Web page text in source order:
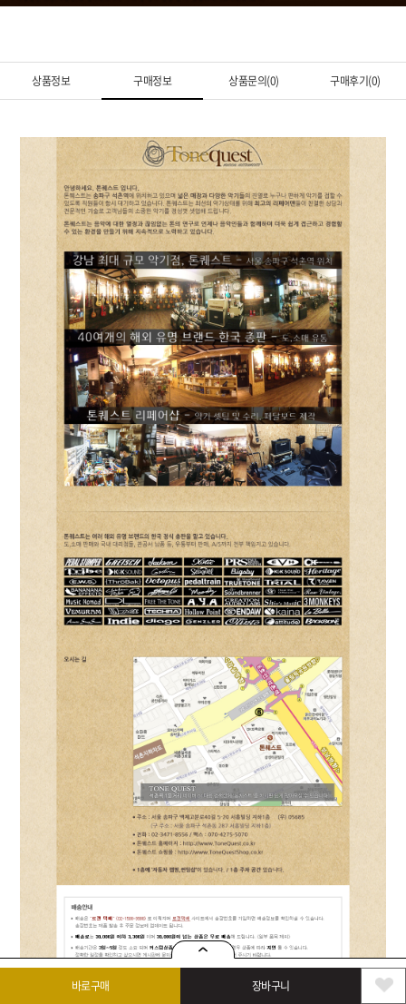
바로구매 장바구니
상품정보 구매정보 상품문의(0) 구매후기(0)